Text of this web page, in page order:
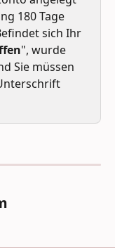
180 Tage
sich Ihr
", wurde
Sie müssen